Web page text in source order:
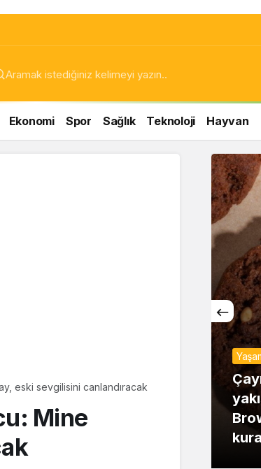
Ekonomi Spor Sağlık Teknoloji Hayvan
eski sevgilisini canlandıracak
Mine
Tam ölçüsüyle
pastaneye taş çıkartır:
Şekerpare tarifi